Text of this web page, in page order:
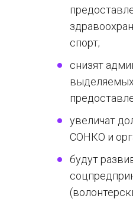
спорт;
снизят
увеличат
СОНКО и
будут